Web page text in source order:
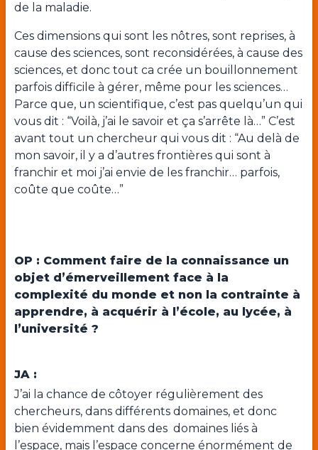
de la maladie.
Ces dimensions qui sont les nôtres, sont reprises, à
cause des sciences, sont reconsidérées, à cause des
sciences, et donc tout ca crée un bouillonnement
parfois difficile à gérer, même pour les sciences…
Parce que, un scientifique, c’est pas quelqu’un qui
vous dit : “Voilà, j’ai le savoir et ça s’arrête là…” C’est
avant tout un chercheur qui vous dit : “Au delà de
mon savoir, il y a d’autres frontières qui sont à
franchir et moi j’ai envie de les franchir… parfois,
coûte que coûte…”
OP : Comment faire de la connaissance un
objet d’émerveillement face à la
complexité du monde et non la contrainte à
apprendre, à acquérir à l’école, au lycée, à
l’université ?
JA :
J’ai la chance de côtoyer régulièrement des
chercheurs, dans différents domaines, et donc
bien évidemment dans des domaines liés à
l’espace, mais l’espace concerne énormément de